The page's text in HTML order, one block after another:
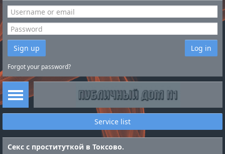
Sign up Log in
Forgot your password?
Service list
Секс с проституткой в Токсово.